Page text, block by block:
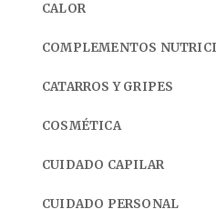
CALOR
COMPLEMENTOS
CATARROS Y GRIPES
COSMÉTICA
CUIDADO CAPILAR
CUIDADO PERSONAL